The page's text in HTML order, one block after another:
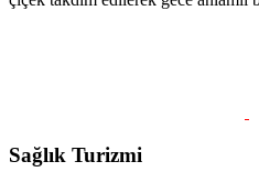
Sağlık Turizmi